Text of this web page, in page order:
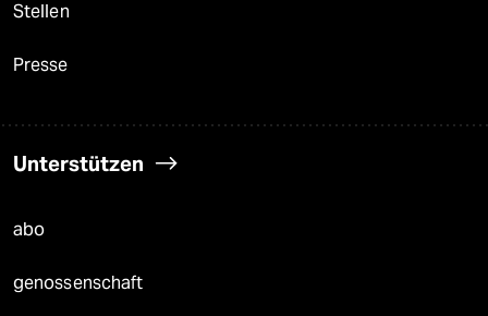
Stellen
Presse
Unterstützen
abo
genossenschaft